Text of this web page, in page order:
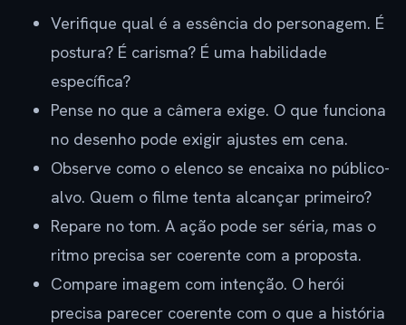
Verifique qual é a essência do personagem. É
postura? É carisma? É uma habilidade
específica?
Pense no que a câmera exige. O que funciona
no desenho pode exigir ajustes em cena.
Observe como o elenco se encaixa no público-
alvo. Quem o filme tenta alcançar primeiro?
Repare no tom. A ação pode ser séria, mas o
ritmo precisa ser coerente com a proposta.
Compare imagem com intenção. O herói
precisa parecer coerente com o que a história